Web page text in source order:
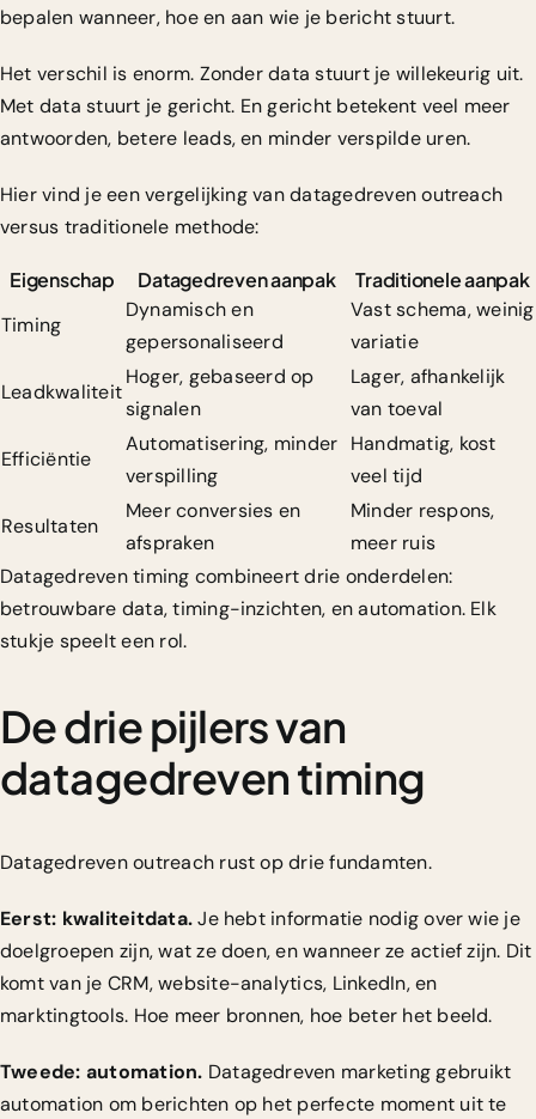
bepalen wanneer, hoe en aan wie je bericht stuurt.
Het verschil is enorm. Zonder data stuurt je willekeurig uit.
Met data stuurt je gericht. En gericht betekent veel meer
antwoorden, betere leads, en minder verspilde uren.
Hier vind je een vergelijking van datagedreven outreach
versus traditionele methode:
Eigenschap Datagedreven aanpak
Traditionele aanpak
Timing
Dynamisch en
gepersonaliseerd
Vast schema, weinig
variatie
Leadkwaliteit
Hoger, gebaseerd op
signalen
Lager, afhankelijk
van toeval
Efficiëntie
Automatisering, minder
verspilling
Handmatig, kost
veel tijd
Resultaten
Meer conversies en
afspraken
Minder respons,
meer ruis
Datagedreven timing combineert drie onderdelen:
betrouwbare data, timing-inzichten, en automation. Elk
stukje speelt een rol.
De drie pijlers van
datagedreven timing
Datagedreven outreach rust op drie fundamten.
Eerst: kwaliteitdata.Je hebt informatie nodig over wie je
doelgroepen zijn, wat ze doen, en wanneer ze actief zijn. Dit
komt van je CRM, website-analytics, LinkedIn, en
marktingtools. Hoe meer bronnen, hoe beter het beeld.
Tweede: automation. Datagedreven marketing gebruikt
automation om berichten op het perfecte moment uit te